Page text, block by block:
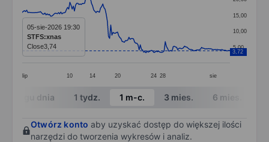
Line chart with 184 data points.
The chart has 1 X axis displaying categories.
The chart has 1 Y axis displaying values. Data
lip 10 14 20 24 28 sie
5,00
10,00
15,00
3,72
05-sie-2026 19:30
STFS:xnas
Close3,74
End of interactive chart.
W ciągu dnia 1 tydz. 1 m-c. 3 mies. 6 mies.
Otwórz konto aby uzyskać dostęp do większej ilości
narzędzi do tworzenia wykresów i analiz.